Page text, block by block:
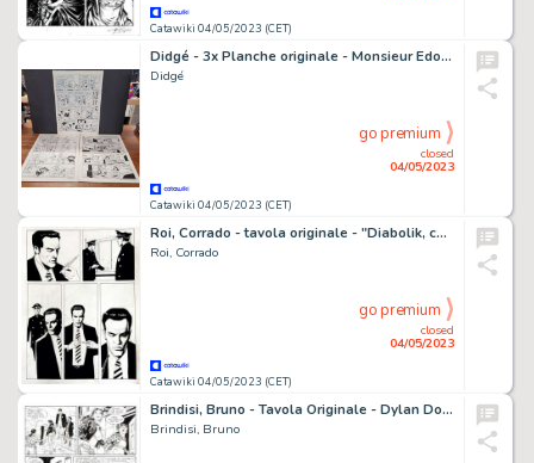
Catawiki 04/05/2023 (CET)
Didgé - 3x Planche originale - Monsieur Edouard / Quicky / Les Microzathlètes
Didgé
Catawiki 04/05/2023 (CET)
closed
04/05/2023
go premium
Roi, Corrado - tavola originale - "Diabolik, chi sei?" Lo Scarabeo - (2022)
Roi, Corrado
Catawiki 04/05/2023 (CET)
closed
04/05/2023
go premium
Brindisi, Bruno - Tavola Originale - Dylan Dog Gigante #18 "Tueentoun" - (2009)
Brindisi, Bruno